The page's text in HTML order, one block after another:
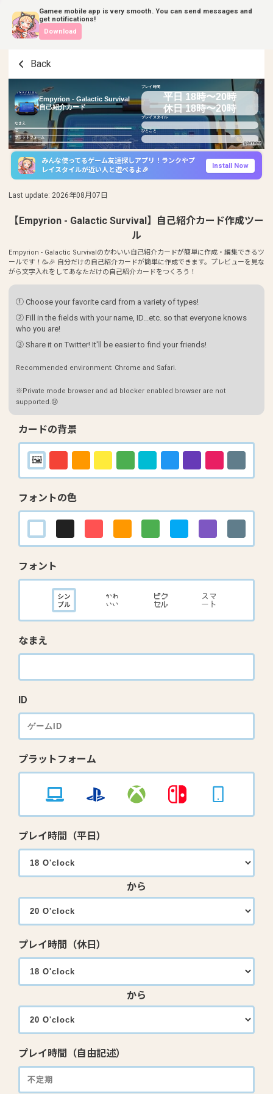
Gamee mobile app is very smooth. You can send messages and
get notifications!
Download
Back
Empyrion - Galactic Survival
自己紹介カード
なまえ
ID
プラットフォーム
プレイ時間
平日 18時〜20時
休日 18時〜20時
プレイスタイル
ひとこと
みんな使ってるゲーム友達探しアプリ！ランクやプ
レイスタイルが近い人と遊べるよ🎉
Install Now
Last update: 2026年08月07日
【Empyrion - Galactic Survival】自己紹介カード作成ツー
ル
Empyrion - Galactic Survivalのかわいい自己紹介カードが簡単に作成・編集できるツ
ールです！🥳🎉 自分だけの自己紹介カードが簡単に作成できます。プレビューを見な
がら文字入れをしてあなただけの自己紹介カードをつくろう！
① Choose your favorite card from a variety of types!
② Fill in the fields with your name, ID...etc. so that everyone knows
who you are!
③ Share it on Twitter! It'll be easier to find your friends!
Recommended environment: Chrome and Safari.
※Private mode browser and ad blocker enabled browser are not
supported.😢
カードの背景
フォントの色
フォント
なまえ
ID
プラットフォーム
プレイ時間（平日）
から
プレイ時間（休日）
から
プレイ時間（自由記述）